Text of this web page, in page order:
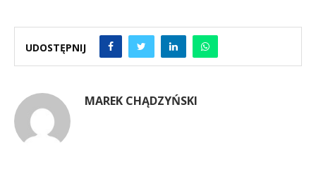
UDOSTĘPNIJ
MAREK CHĄDZYŃSKI